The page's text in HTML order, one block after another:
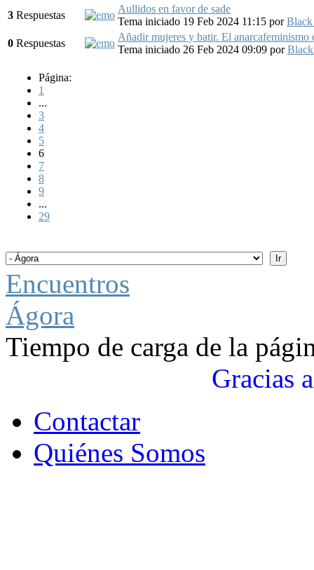
3 Respuestas
Aullidos en favor de sade
Tema iniciado 19 Feb 2024 11:15 por
0 Respuestas
Añadir mujeres y batir. El anarcafeminismo
Tema iniciado 26 Feb 2024 09:09 por
Página:
1
...
3
4
5
6
7
8
9
...
29
Encuentros
Ágora
Tiempo de carga de la
Gracias a
Contactar
Quiénes Somos